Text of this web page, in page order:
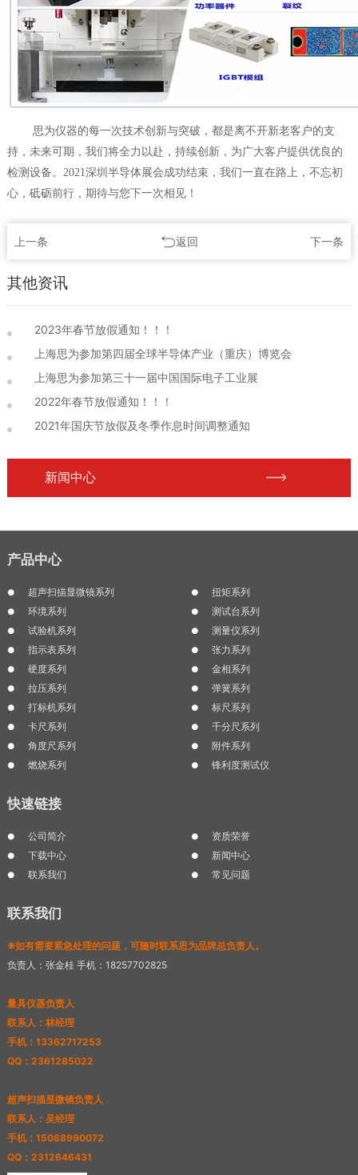
思为仪器的每一次技术创新与突破，都是离不开新老客户的支
持，未来可期，我们将全力以赴，持续创新，为广大客户提供优良的
检测设备。2021深圳半导体展会成功结束，我们一直在路上，不忘初
心，砥砺前行，期待与您下一次相见！
上一条 返回 下一条
其他资讯
2023年春节放假通知！！！
上海思为参加第四届全球半导体产业（重庆）博览会
上海思为参加第三十一届中国国际电子工业展
2022年春节放假通知！！！
2021年国庆节放假及冬季作息时间调整通知
新闻中心
产品中心
超声扫描显微镜系列
扭矩系列
环境系列
测试台系列
试验机系列
测量仪系列
指示表系列
张力系列
硬度系列
金相系列
拉压系列
弹簧系列
打标机系列
标尺系列
卡尺系列
千分尺系列
角度尺系列
附件系列
燃烧系列
锋利度测试仪
快速链接
公司简介
资质荣誉
下载中心
新闻中心
联系我们
常见问题
联系我们
❈如有需要紧急处理的问题，可随时联系思为品牌总负责人。
负责人：张金桂 手机：18257702825
量具仪器负责人
联系人：林经理
手机：13362717253
QQ：2361285022
超声扫描显微镜负责人
联系人：吴经理
手机：15088990072
QQ：2312646431